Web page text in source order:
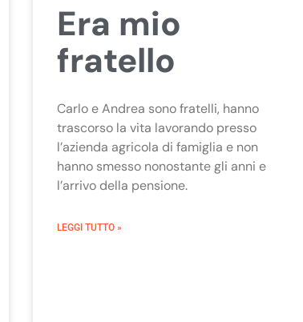
Era mio
fratello
Carlo e Andrea sono fratelli, hanno
trascorso la vita lavorando presso
l’azienda agricola di famiglia e non
hanno smesso nonostante gli anni e
l’arrivo della pensione.
LEGGI TUTTO »